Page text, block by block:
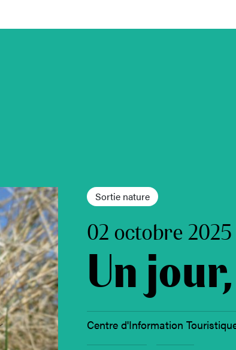
Sortie nature
02 octobre 2025
Un
Centre d'Information